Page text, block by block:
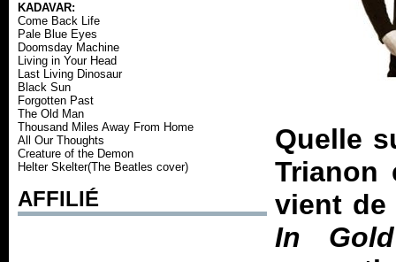
KADAVAR:
Come Back Life
Pale Blue Eyes
Doomsday Machine
Living in Your Head
Last Living Dinosaur
Black Sun
Forgotten Past
The Old Man
Thousand Miles Away From Home
All Our Thoughts
Creature of the Demon
Helter Skelter(The Beatles cover)
AFFILIÉ
Quelle
Trianon
vient
In Gold